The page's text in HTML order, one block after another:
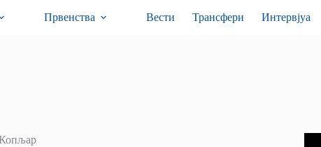
Првенства Вести Трансфери Интервјуа